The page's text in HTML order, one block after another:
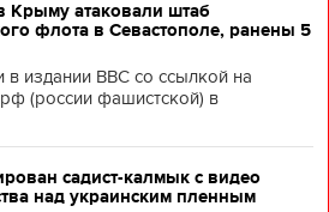
Крыму атаковали штаб
флота в Севастополе, ранены 5
в издании BBC со ссылкой на
(россии фашистской) в
садист-калмык с видео
над украинским пленным